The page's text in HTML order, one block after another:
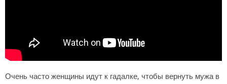
Очень часто женщины идут к гадалке, чтобы вернуть мужа в